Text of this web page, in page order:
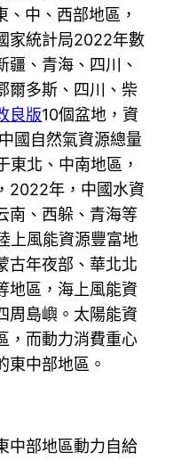
中、西部地區，
家統計局2022年數
疆、青海、四川、
爾多斯、四川、柴
良版10個盆地，資
國自然氣資源總量
東北、中南地區，
2022年，中國水資
南、西躲、青海等
上風能資源豐富地
古年夜部、華北北
地區，海上風能資
周島嶼。太陽能資
，而動力消費重心
東中部地區。
中部地區動力自給